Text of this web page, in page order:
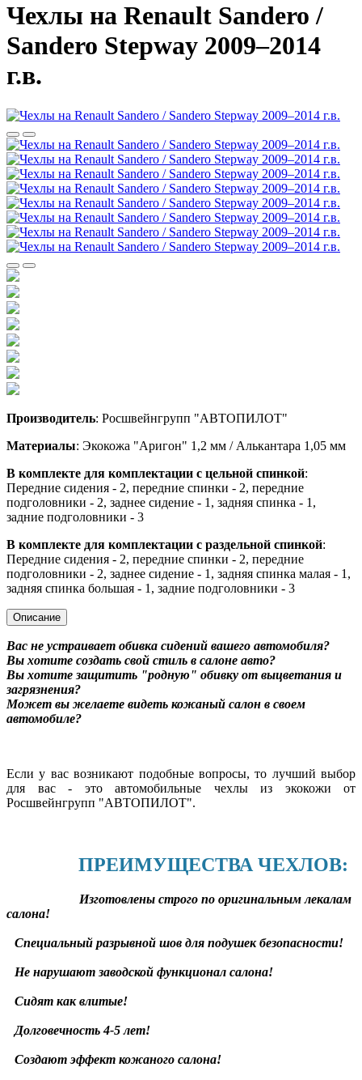
Чехлы на Renault Sandero /
Sandero Stepway 2009–2014
г.в.
Производитель: Росшвейнгрупп "АВТОПИЛОТ"
Материалы: Экокожа "Аригон" 1,2 мм / Алькантара 1,05 мм
В комплекте для комплектации с цельной спинкой:
Передние сидения - 2, передние спинки - 2, передние
подголовники - 2, заднее сидение - 1, задняя спинка - 1,
задние подголовники - 3
В комплекте для комплектации с раздельной спинкой:
Передние сидения - 2, передние спинки - 2, передние
подголовники - 2, заднее сидение - 1, задняя спинка малая - 1,
задняя спинка большая - 1, задние подголовники - 3
Описание
Вас не устраивает обивка сидений вашего автомобиля?
Вы хотите создать свой стиль в салоне авто?
Вы хотите защитить "родную" обивку от выцветания и
загрязнения?
Может вы желаете видеть кожаный салон в своем
автомобиле?
Если у вас возникают подобные вопросы, то лучший выбор
для вас - это автомобильные чехлы из экокожи от
Росшвейнгрупп "АВТОПИЛОТ".
ПРЕИМУЩЕСТВА ЧЕХЛОВ:
Изготовлены строго по оригинальным лекалам
салона!
Специальный разрывной шов для подушек безопасности!
Не нарушают заводской функционал салона!
Сидят как влитые!
Долговечность 4-5 лет!
Создают эффект кожаного салона!